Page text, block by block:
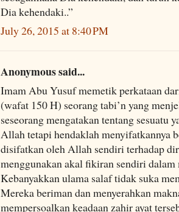
Dia kehendaki..”
July 26, 2015 at 8:40 PM
Anonymous said...
Imam Abu Yusuf memetik perkataan
(wafat 150 H) seorang tabi’n yang
seseorang mengatakan tentang sesuatu
Allah tetapi hendaklah menyifatkannya
disifatkan oleh Allah sendiri terhadap
menggunakan akal fikiran sendiri dalam
Kebanyakkan ulama salaf tidak suka
Mereka beriman dan menyerahkan
mempersoalkan keadaan zahir ayat